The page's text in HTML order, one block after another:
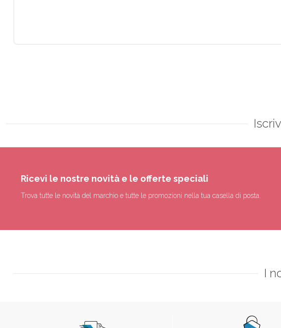
Ricevi le nostre novità e le offerte speciali
Trova tutte le novità del marchio e tutte le promozioni nella tua casella di posta.
I